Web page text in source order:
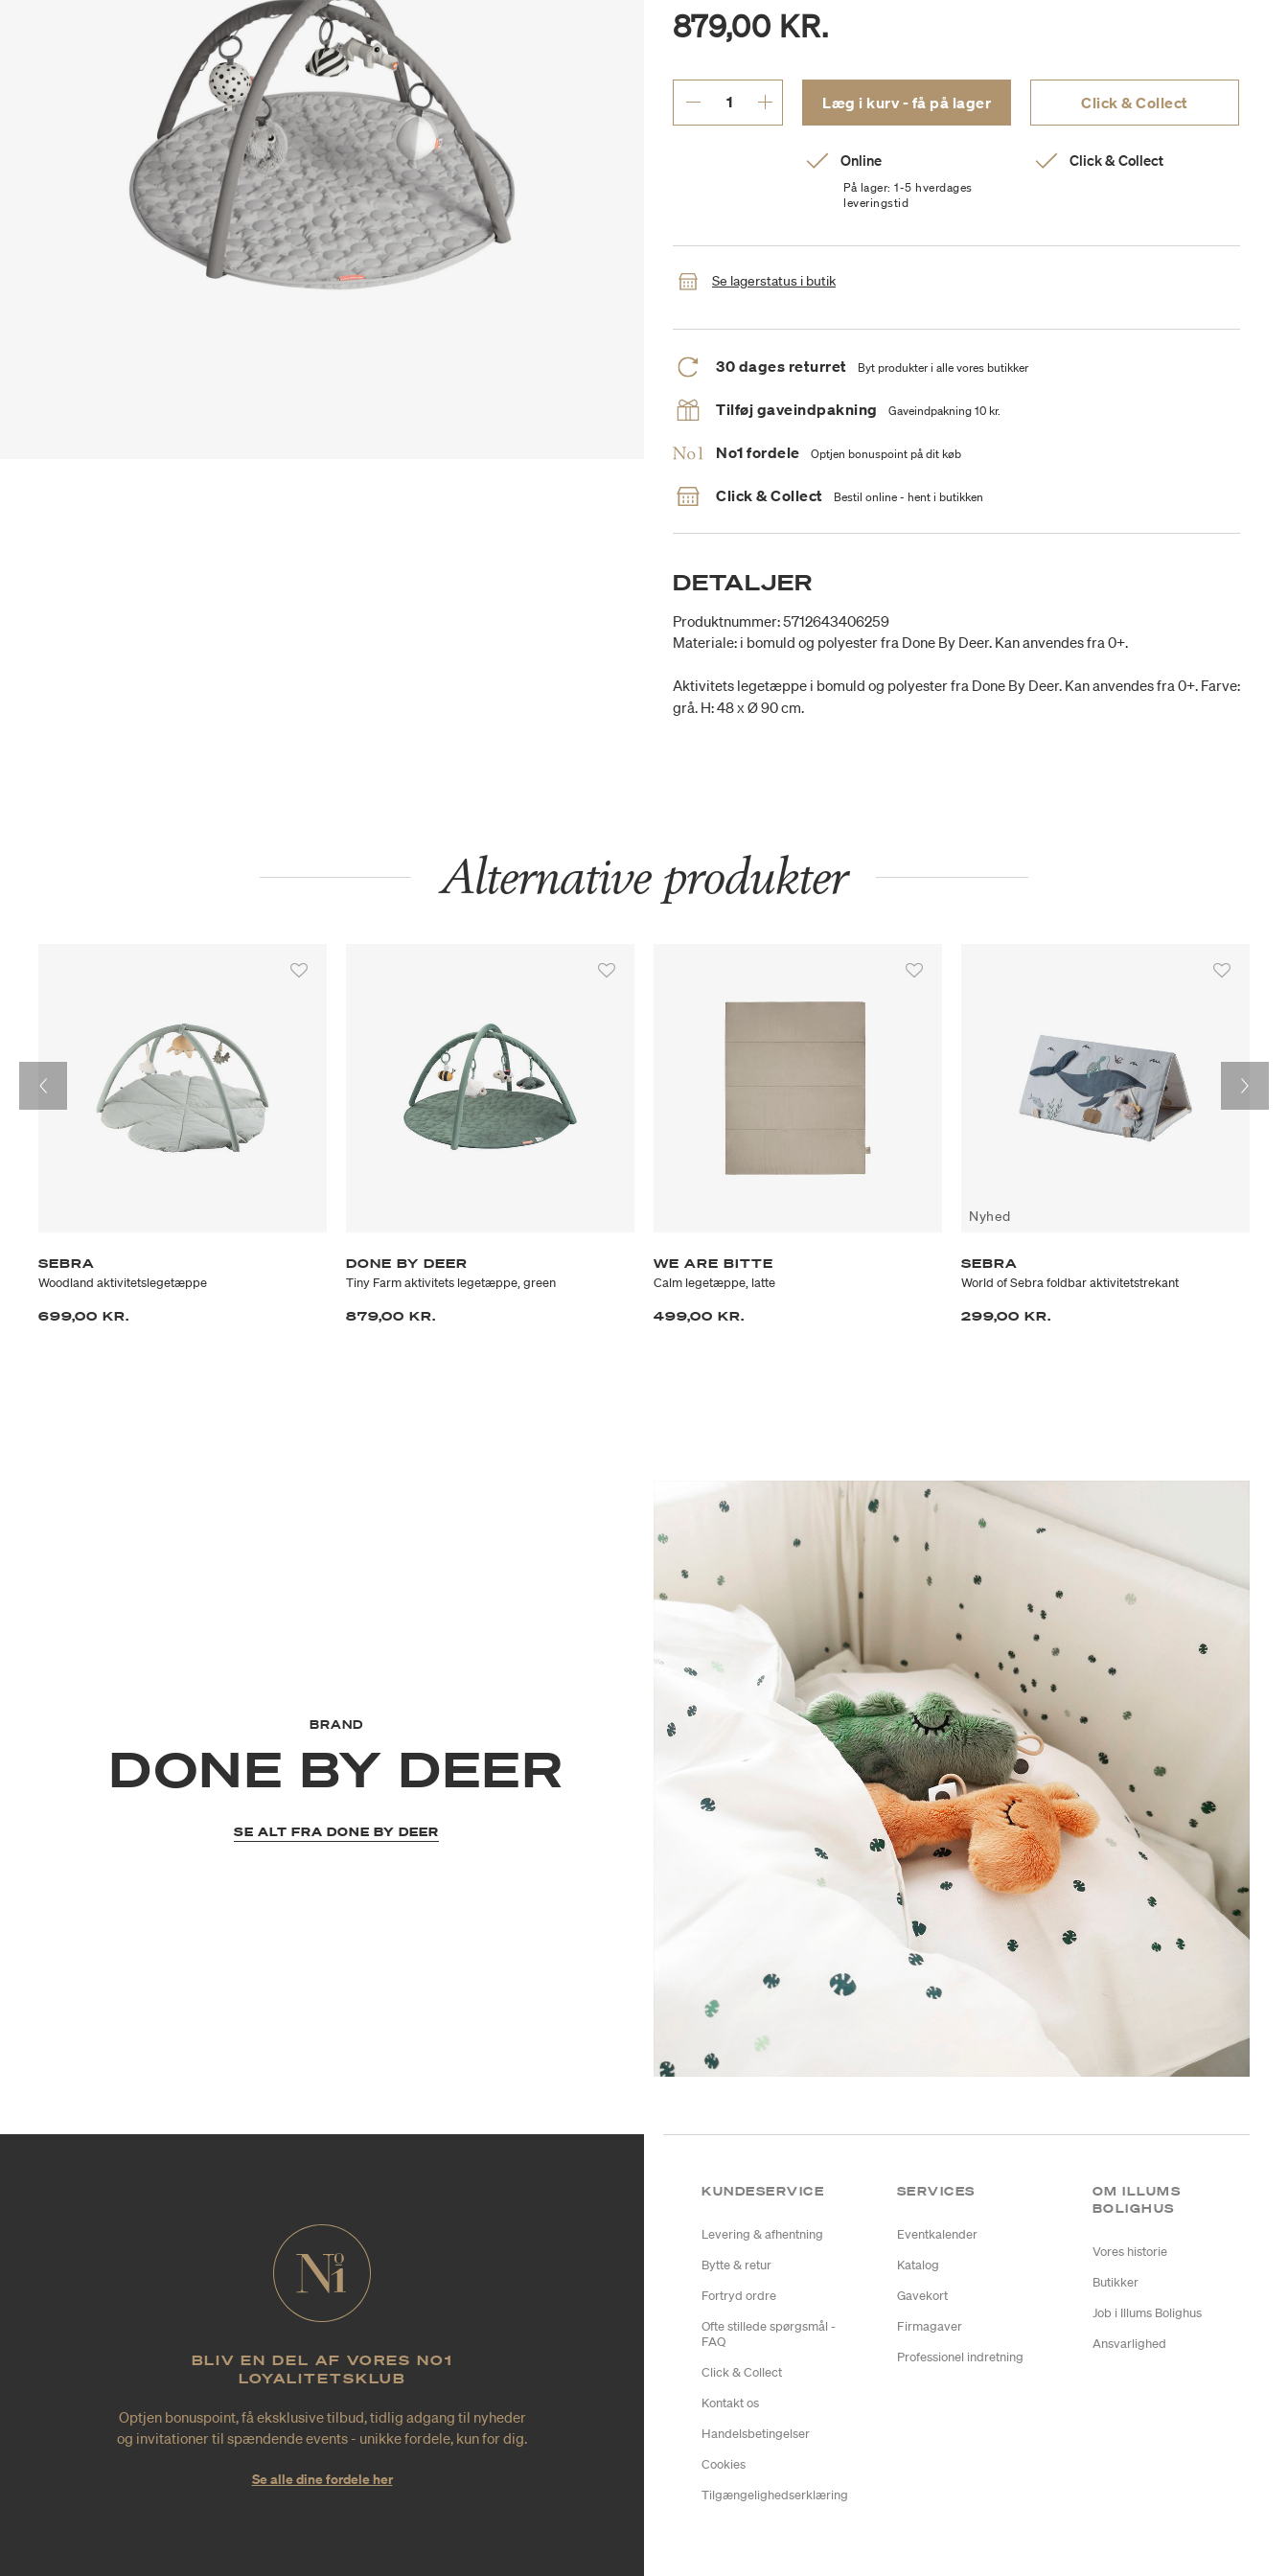
879,00 KR.
Læg i kurv - få på lager Click & Collect
Online
På lager: 1-5 hverdages
leveringstid
Click & Collect
Se lagerstatus i butik
30 dages returret Byt produkter i alle vores butikker
Tilføj gaveindpakning Gaveindpakning 10 kr.
No1 fordele Optjen bonuspoint på dit køb
Click & Collect Bestil online - hent i butikken
DETALJER
Produktnummer: 5712643406259
Materiale: i bomuld og polyester fra Done By Deer. Kan anvendes fra 0+.
Aktivitets legetæppe i bomuld og polyester fra Done By Deer. Kan anvendes fra 0+. Farve:
grå. H: 48 x Ø 90 cm.
Alternative produkter
SEBRA
Woodland aktivitetslegetæppe
699,00 KR.
DONE BY DEER
Tiny Farm aktivitets legetæppe, green
879,00 KR.
WE ARE BITTE
Calm legetæppe, latte
499,00 KR.
Nyhed
SEBRA
World of Sebra foldbar aktivitetstrekant
299,00 KR.
BRAND
DONE BY DEER
SE ALT FRA DONE BY DEER
BLIV EN DEL AF VORES NO1
LOYALITETSKLUB
Optjen bonuspoint, få eksklusive tilbud, tidlig adgang til nyheder
og invitationer til spændende events - unikke fordele, kun for dig.
Se alle dine fordele her
KUNDESERVICE
Levering & afhentning
Bytte & retur
Fortryd ordre
Ofte stillede spørgsmål -
FAQ
Click & Collect
Kontakt os
Handelsbetingelser
Cookies
Tilgængelighedserklæring
SERVICES
Eventkalender
Katalog
Gavekort
Firmagaver
Professionel indretning
OM ILLUMS
BOLIGHUS
Vores historie
Butikker
Job i Illums Bolighus
Ansvarlighed